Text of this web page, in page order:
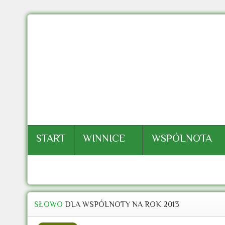
START WINNICE WSPÓLNOTA
SŁOWO DLA WSPÓLNOTY NA ROK 2013